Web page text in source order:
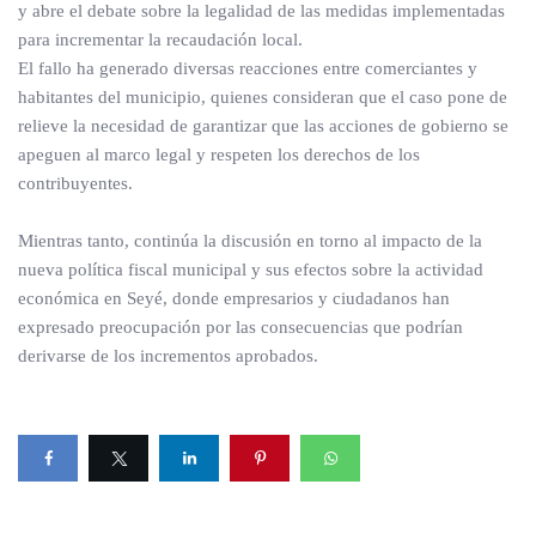
y abre el debate sobre la legalidad de las medidas implementadas
para incrementar la recaudación local.
El fallo ha generado diversas reacciones entre comerciantes y
habitantes del municipio, quienes consideran que el caso pone de
relieve la necesidad de garantizar que las acciones de gobierno se
apeguen al marco legal y respeten los derechos de los
contribuyentes.
Mientras tanto, continúa la discusión en torno al impacto de la
nueva política fiscal municipal y sus efectos sobre la actividad
económica en Seyé, donde empresarios y ciudadanos han
expresado preocupación por las consecuencias que podrían
derivarse de los incrementos aprobados.